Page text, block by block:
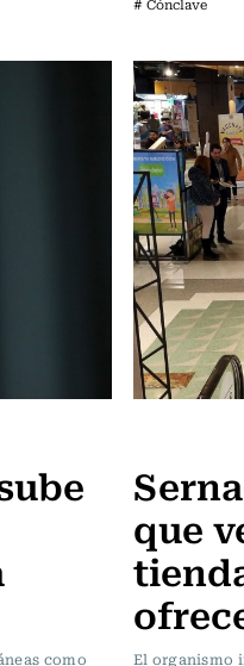
# Cónclave
como
que
El organismo